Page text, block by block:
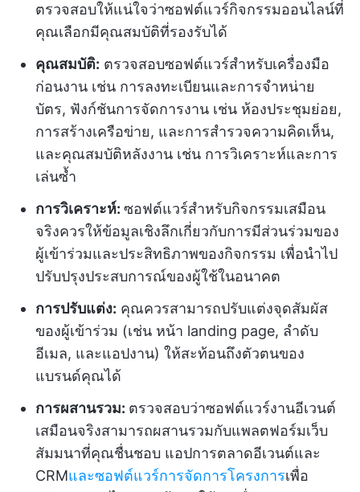
ตรวจสอบให้แน่ใจว่าซอฟต์แวร์กิจกรรมออนไลน์ที่
คุณเลือกมีคุณสมบัติที่รองรับได้
คุณสมบัติ: ตรวจสอบซอฟต์แวร์สำหรับเครื่องมือ
ก่อนงาน เช่น การลงทะเบียนและการจำหน่าย
บัตร, ฟังก์ชันการจัดการงาน เช่น ห้องประชุมย่อย,
การสร้างเครือข่าย, และการสำรวจความคิดเห็น,
และคุณสมบัติหลังงาน เช่น การวิเคราะห์และการ
เล่นซ้ำ
การวิเคราะห์: ซอฟต์แวร์สำหรับกิจกรรมเสมือน
จริงควรให้ข้อมูลเชิงลึกเกี่ยวกับการมีส่วนร่วมของ
ผู้เข้าร่วมและประสิทธิภาพของกิจกรรม เพื่อนำไป
ปรับปรุงประสบการณ์ของผู้ใช้ในอนาคต
การปรับแต่ง: คุณควรสามารถปรับแต่งจุดสัมผัส
ของผู้เข้าร่วม (เช่น หน้า landing page, ลำดับ
อีเมล, และแอปงาน) ให้สะท้อนถึงตัวตนของ
แบรนด์คุณได้
การผสานรวม: ตรวจสอบว่าซอฟต์แวร์งานอีเวนต์
เสมือนจริงสามารถผสานรวมกับแพลตฟอร์มเว็บ
สัมมนาที่คุณชื่นชอบ แอปการตลาดอีเวนต์และ
CRMและซอฟต์แวร์การจัดการโครงการเพื่อ